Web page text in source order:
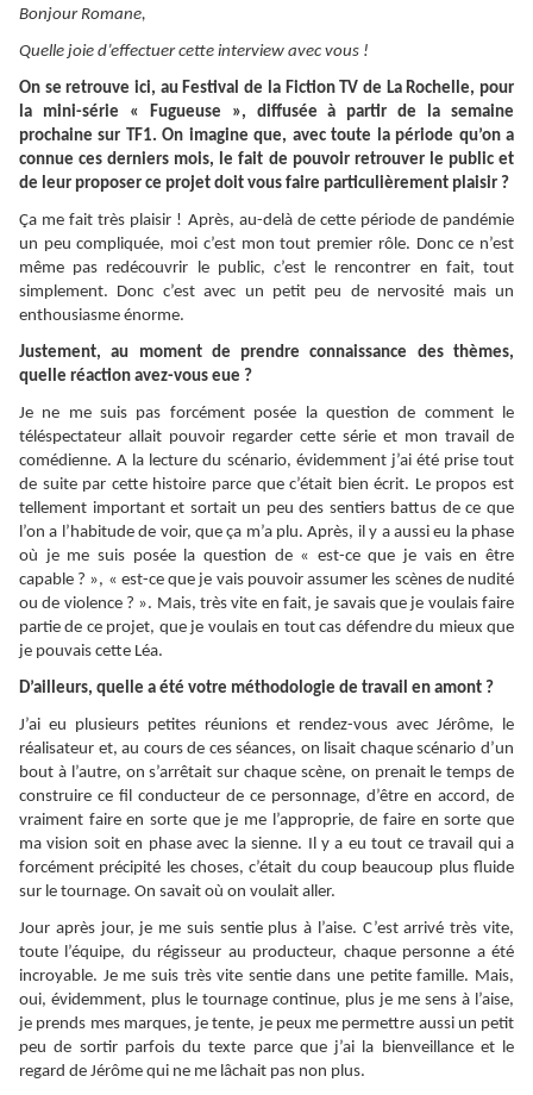
Bonjour Romane,
Quelle joie d’effectuer cette interview avec vous !
On se retrouve ici, au Festival de la Fiction TV de La Rochelle, pour
la mini-série « Fugueuse », diffusée à partir de la semaine
prochaine sur TF1. On imagine que, avec toute la période qu’on a
connue ces derniers mois, le fait de pouvoir retrouver le public et
de leur proposer ce projet doit vous faire particulièrement plaisir ?
Ça me fait très plaisir ! Après, au-delà de cette période de pandémie
un peu compliquée, moi c’est mon tout premier rôle. Donc ce n’est
même pas redécouvrir le public, c’est le rencontrer en fait, tout
simplement. Donc c’est avec un petit peu de nervosité mais un
enthousiasme énorme.
Justement, au moment de prendre connaissance des thèmes,
quelle réaction avez-vous eue ?
Je ne me suis pas forcément posée la question de comment le
téléspectateur allait pouvoir regarder cette série et mon travail de
comédienne. A la lecture du scénario, évidemment j’ai été prise tout
de suite par cette histoire parce que c’était bien écrit. Le propos est
tellement important et sortait un peu des sentiers battus de ce que
l’on a l’habitude de voir, que ça m’a plu. Après, il y a aussi eu la phase
où je me suis posée la question de « est-ce que je vais en être
capable ? », « est-ce que je vais pouvoir assumer les scènes de nudité
ou de violence ? ». Mais, très vite en fait, je savais que je voulais faire
partie de ce projet, que je voulais en tout cas défendre du mieux que
je pouvais cette Léa.
D’ailleurs, quelle a été votre méthodologie de travail en amont ?
J’ai eu plusieurs petites réunions et rendez-vous avec Jérôme, le
réalisateur et, au cours de ces séances, on lisait chaque scénario d’un
bout à l’autre, on s’arrêtait sur chaque scène, on prenait le temps de
construire ce fil conducteur de ce personnage, d’être en accord, de
vraiment faire en sorte que je me l’approprie, de faire en sorte que
ma vision soit en phase avec la sienne. Il y a eu tout ce travail qui a
forcément précipité les choses, c’était du coup beaucoup plus fluide
sur le tournage. On savait où on voulait aller.
Jour après jour, je me suis sentie plus à l’aise. C’est arrivé très vite,
toute l’équipe, du régisseur au producteur, chaque personne a été
incroyable. Je me suis très vite sentie dans une petite famille. Mais,
oui, évidemment, plus le tournage continue, plus je me sens à l’aise,
je prends mes marques, je tente, je peux me permettre aussi un petit
peu de sortir parfois du texte parce que j’ai la bienveillance et le
regard de Jérôme qui ne me lâchait pas non plus.